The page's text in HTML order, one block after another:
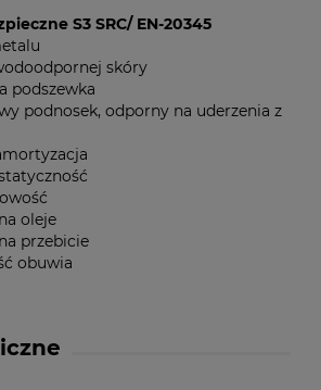
S3 SRC/ EN-20345
skóry
podszewka
podnosek, odporny na uderzenia z
oleje
przebicie
obuwia